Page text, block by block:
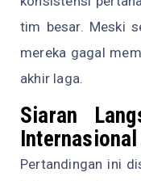
tim besar. Meski
mereka gagal
akhir laga.
Siaran
Internasional
Pertandingan ini